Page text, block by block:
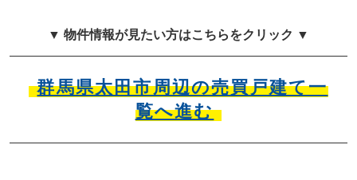
▼ 物件情報が見たい方はこちらをクリック ▼
群馬県太田市周辺の売買戸建て一
覧へ進む